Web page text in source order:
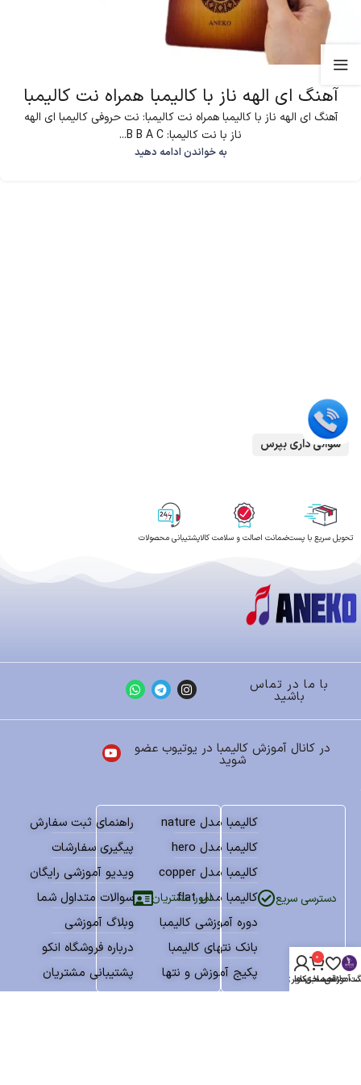
آهنگ ای الهه ناز با کالیمبا همراه نت کالیمبا
آهنگ ای الهه ناز با کالیمبا همراه نت کالیمبا: نت حروفی کالیمبا ای الهه
ناز با نت کالیمبا: B B A C...
به خواندن ادامه دهید
سوالی داری بپرس
تحویل سریع با پستضمانت اصالت و سلامت کالاپشتیبانی محصولات
با ما در تماس
باشید
در کانال آموزش کالیمبا در یوتیوب عضو
شوید
دسترسی سریع
کالیمبا مدل nature
کالیمبا مدل hero
کالیمبا مدل copper
کالیمبا مدل flat
دوره آموزشی کالیمبا
بانک نتهای کالیمبا
پکیج آموزش و نتها
امور مشتریان
راهنمای ثبت سفارش
پیگیری سفارشات
ویدیو آموزشی رایگان
سوالات متداول شما
وبلاگ آموزشی
درباره فروشگاه انکو
پشتیبانی مشتریان
آموزشی
علاقه مندی ها
0
سبد خرید
حساب کاربری من